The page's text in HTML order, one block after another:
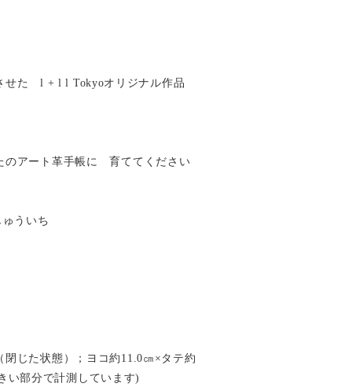
た l + l l Tokyoオリジナル作品
アート革手帳に 育ててください
ういち
じた状態）；ヨコ約11.0㎝×タテ約
い部分で計測しています)